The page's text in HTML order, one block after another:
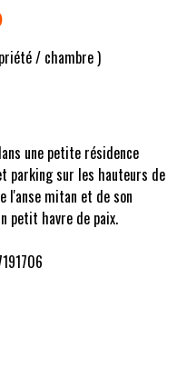
une petite résidence
parking sur les hauteurs de
l'anse mitan et de son
petit havre de paix.